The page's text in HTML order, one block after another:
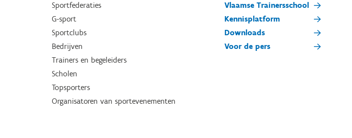
Sportfederaties
G-sport
Sportclubs
Bedrijven
Trainers en begeleiders
Scholen
Topsporters
Organisatoren van sportevenementen
Vlaamse Trainersschool
Kennisplatform
Downloads
Voor de pers